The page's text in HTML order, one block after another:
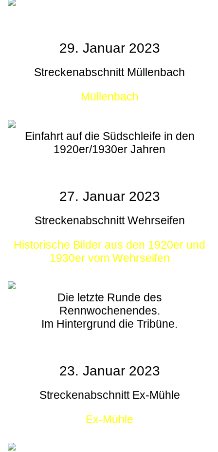
29. Januar 2023
Streckenabschnitt Müllenbach
Müllenbach
Einfahrt auf die Südschleife in den
1920er/1930er Jahren
27. Januar 2023
Streckenabschnitt Wehrseifen
Historische Bilder aus den 1920er und
1930er vom Wehrseifen
Die letzte Runde des
Rennwochenendes.
Im Hintergrund die Tribüne.
23. Januar 2023
Streckenabschnitt Ex-Mühle
Ex-Mühle